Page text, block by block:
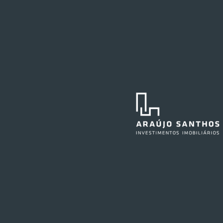
em 2027. O edifício já abrigou a
agência central do Santander e,
anteriormente, também sediou as